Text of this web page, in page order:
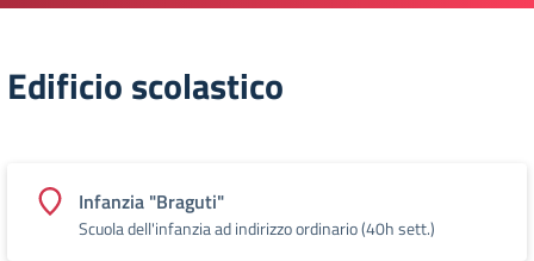
Edificio scolastico
Infanzia "Braguti"
Scuola dell'infanzia ad indirizzo ordinario (40h sett.)